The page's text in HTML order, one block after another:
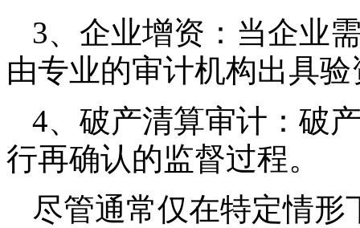
3、企业增资： 当企业
由专业的审计机构出具
4、破产清算审计： 破
行再确认的监督过程。
尽管通常仅在特定情形